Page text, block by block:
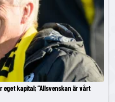
eget kapital; ”Allsvenskan är vårt